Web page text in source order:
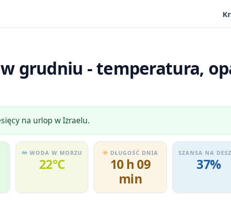
grudniu - temperatura,
na urlop w Izraelu.
WODA W MORZU
22℃
DŁUGOŚĆ DNIA
10 h 09
min
SZANSA NA
37%